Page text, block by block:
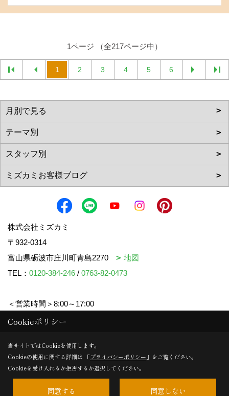
1ページ （全217ページ中）
1 2 3 4 5 6
株式会社ミズカミ
〒932-0314
富山県砺波市庄川町青島2270
地図
TEL： 0120-384-246 / 0763-82-0473
＜営業時間＞8:00～17:00
＜定休日＞水曜日・祝日
Copyright (c) mizukami. All Rights Reserved.
Cookieポリシー
当サイトではCookieを使用します。
Cookieの使用に関する詳細は 「プライバシーポリシー 」をご覧ください。
Cookieを受け入れるか拒否するか選択してください。
同意する 同意しない